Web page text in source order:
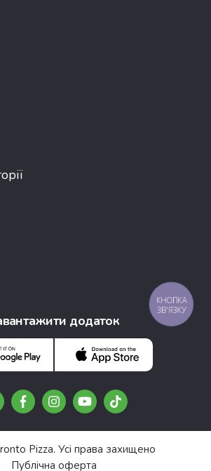
додаток
Pizza. Усі права захищено
Публічна оферта
КНОПКА
ЗВ'ЯЗКУ